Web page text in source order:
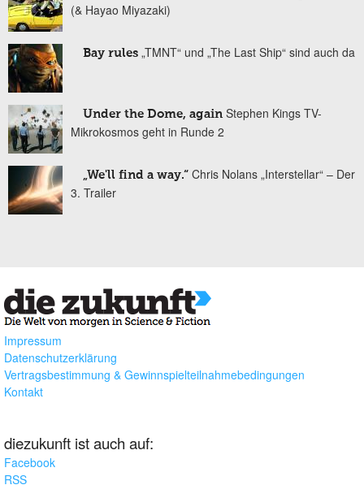
(& Hayao Miyazaki)
Bay rules „TMNT“ und „The Last Ship“ sind auch da
Under the Dome, again Stephen Kings TV-
Mikrokosmos geht in Runde 2
„We'll find a way.“ Chris Nolans „Interstellar“ – Der
3. Trailer
Impressum
Datenschutzerklärung
Vertragsbestimmung & Gewinnspielteilnahmebedingungen
Kontakt
diezukunft ist auch auf:
Facebook
RSS